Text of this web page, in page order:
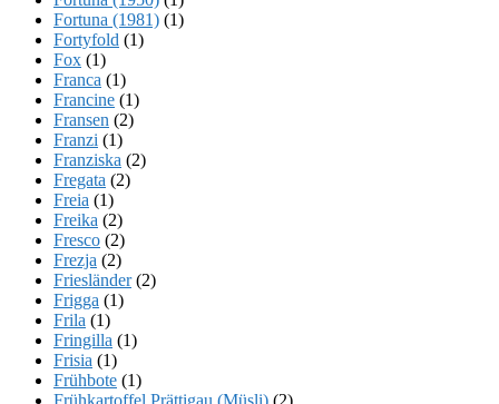
Fortuna (1981) (1)
Fortyfold (1)
Fox (1)
Franca (1)
Francine (1)
Fransen (2)
Franzi (1)
Franziska (2)
Fregata (2)
Freia (1)
Freika (2)
Fresco (2)
Frezja (2)
Friesländer(2)
Frigga (1)
Frila (1)
Fringilla (1)
Frisia (1)
Frühbote (1)
Frühkartoffel Prättigau (Müsli) (2)